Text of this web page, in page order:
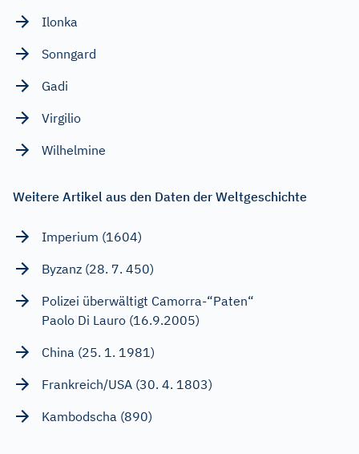
Ilonka
Sonngard
Gadi
Virgilio
Wilhelmine
Weitere Artikel aus den Daten der Weltgeschichte
Imperium (1604)
Byzanz (28. 7. 450)
Polizei überwältigt Camorra-“Paten“
Paolo Di Lauro (16.9.2005)
China (25. 1. 1981)
Frankreich/USA (30. 4. 1803)
Kambodscha (890)